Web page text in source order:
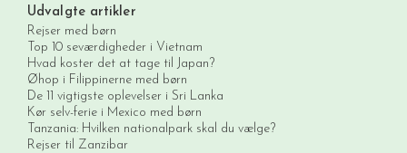
Udvalgte artikler
Rejser med børn
Top 10 seværdigheder i Vietnam
Hvad koster det at tage til Japan?
Øhop i Filippinerne med børn
De 11 vigtigste oplevelser i Sri Lanka
Kør selv-ferie i Mexico med børn
Tanzania: Hvilken nationalpark skal du vælge?
Rejser til Zanzibar